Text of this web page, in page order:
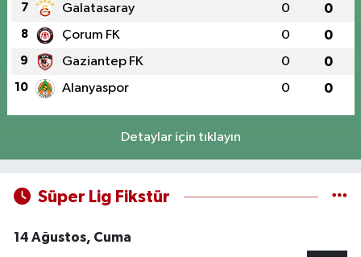
7 Galatasaray 0 0
8 Çorum FK 0 0
9 Gaziantep FK 0 0
10 Alanyaspor 0 0
Detaylar için tıklayın
Süper Lig Fikstür
14 Ağustos, Cuma